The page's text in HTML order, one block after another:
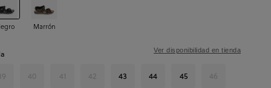
Marrón
40 41 42 43 44 45 46
Ver disponibilidad en tienda